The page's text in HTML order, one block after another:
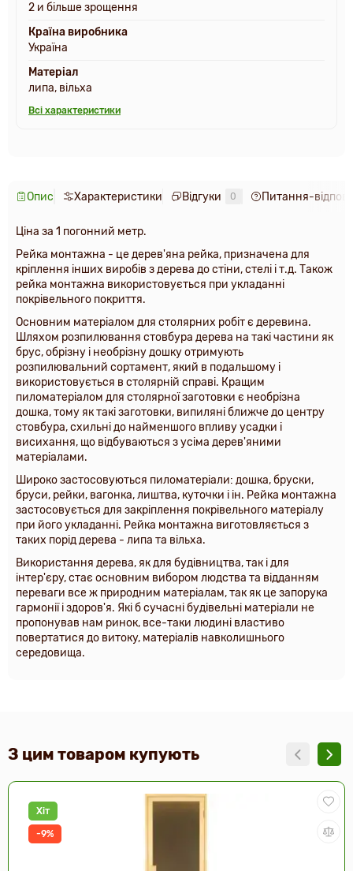
2 и більше зрощення
Країна виробника
Україна
Матеріал
липа, вільха
Всі характеристики
Опис Характеристики Відгуки 0 Питання-
Ціна за 1 погонний метр.
Рейка монтажна - це дерев'яна рейка, призначена для
кріплення інших виробів з дерева до стіни, стелі і т.д. Також
рейка монтажна використовується при укладанні
покрівельного покриття.
Основним матеріалом для столярних робіт є деревина.
Шляхом розпилювання стовбура дерева на такі частини як
брус, обрізну і необрізну дошку отримують
розпилювальний сортамент, який в подальшому і
використовується в столярній справі. Кращим
пиломатеріалом для столярної заготовки є необрізна
дошка, тому як такі заготовки, випиляні ближче до центру
стовбура, схильні до найменшого впливу усадки і
висихання, що відбуваються з усіма дерев'яними
матеріалами.
Широко застосовуються пиломатеріали: дошка, бруски,
бруси, рейки, вагонка, лиштва, куточки і ін. Рейка монтажна
застосовується для закріплення покрівельного матеріалу
при його укладанні. Рейка монтажна виготовляється з
таких порід дерева - липа та вільха.
Використання дерева, як для будівництва, так і для
інтер'єру, стає основним вибором людства та відданням
переваги все ж природним матеріалам, так як це запорука
гармонії і здоров'я. Які б сучасні будівельні матеріали не
пропонував нам ринок, все-таки людині властиво
повертатися до витоку, матеріалів навколишнього
середовища.
З цим товаром купують
Хіт
-9%